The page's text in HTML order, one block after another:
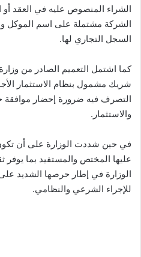
الشراء المنصوص عليه في العقد أو
الشركة مشتملة على اسم الموكل
السجل التجاري لها.
كما اشتمل التعميم الصادر من
شريك مشمول بنظام الاستثمار
التصرف فيه ضرورة إحضار موافقة
والاستثمار.
في حين شددت الوزارة على أن
عليها المختص والمستفيد بما يوفر
الوزارة في إطار حرصها الشديد
للإجراء الشرعي والنظامي.​